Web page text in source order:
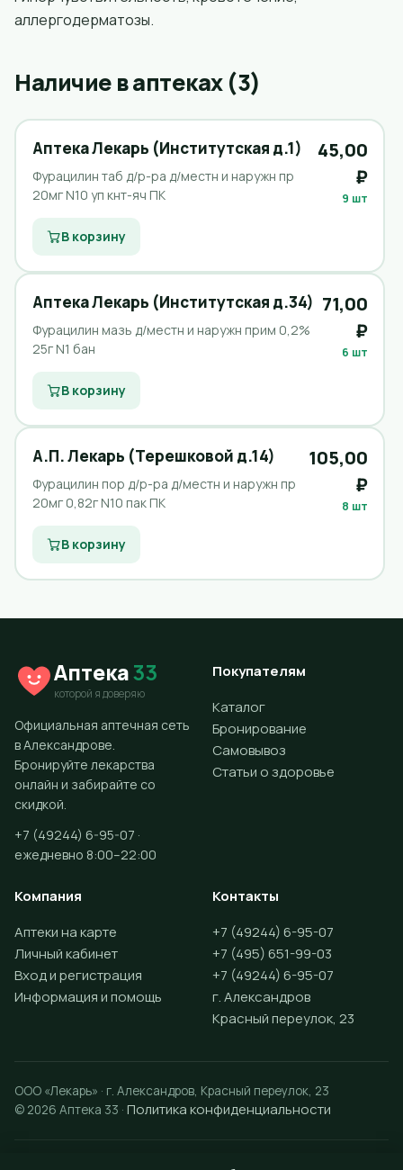
аллергодерматозы.
Наличие в аптеках (3)
Аптека Лекарь (Институтская д.1)
Фурацилин таб д/р-ра д/местн и наружн пр
20мг N10 уп кнт-яч ПК
45,00
₽
9 шт
В корзину
Аптека Лекарь (Институтская д.34)
Фурацилин мазь д/местн и наружн прим 0,2%
25г N1 бан
71,00
₽
6 шт
В корзину
А.П. Лекарь (Терешковой д.14)
Фурацилин пор д/р-ра д/местн и наружн пр
20мг 0,82г N10 пак ПК
105,00
₽
8 шт
В корзину
Аптека33
которой я доверяю
Официальная аптечная сеть
в Александрове.
Бронируйте лекарства
онлайн и забирайте со
скидкой.
+7 (49244) 6-95-07 ·
ежедневно 8:00–22:00
Покупателям
Каталог
Бронирование
Самовывоз
Статьи о здоровье
Компания
Аптеки на карте
Личный кабинет
Вход и регистрация
Информация и помощь
Контакты
+7 (49244) 6-95-07
+7 (495) 651-99-03
+7 (49244) 6-95-07
г. Александров
Красный переулок, 23
ООО «Лекарь» · г. Александров, Красный переулок, 23
© 2026 Аптека 33 · Политика конфиденциальности